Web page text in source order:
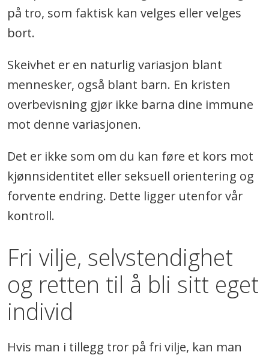
på tro, som faktisk kan velges eller velges
bort.
Skeivhet er en naturlig variasjon blant
mennesker, også blant barn. En kristen
overbevisning gjør ikke barna dine immune
mot denne variasjonen.
Det er ikke som om du kan føre et kors mot
kjønnsidentitet eller seksuell orientering og
forvente endring. Dette ligger utenfor vår
kontroll.
Fri vilje, selvstendighet
og retten til å bli sitt eget
individ
Hvis man i tillegg tror på fri vilje, kan man